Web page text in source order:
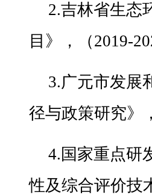
2.吉林省生态
目》，（2019-
3.广元市发展
径与政策研究》
4.国家重点研
性及综合评价技